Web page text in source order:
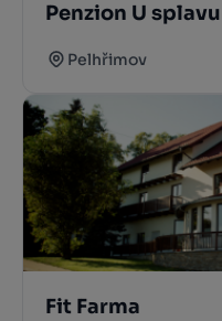
Penzion U splavu
Pelhřimov
Fit Farma